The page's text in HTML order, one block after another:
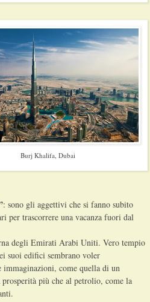
Burj Khalifa, Dubai
: sono gli aggettivi che si fanno subito
per trascorrere una vacanza fuori dal
degli Emirati Arabi Uniti. Vero tempio
suoi edifici sembrano voler
come quella di un
più che al petrolio, come la